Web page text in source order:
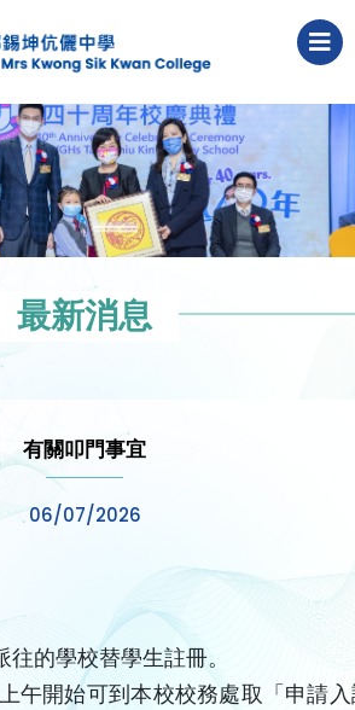
最新消息
有關叩門事宜
06/07/2026
的學校替學生註冊。
開始可到本校校務處取「申請入